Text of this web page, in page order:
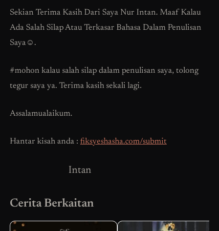
Sekian Terima Kasih Dari Saya Nur Intan. Maaf Kalau
Ada Salah Silap Atau Terkasar Bahasa Dalam Penulisan
Saya☺️.
#mohon kalau salah silap dalam penulisan saya, tolong
tegur saya ya. Terima kasih sekali lagi.
Assalamualaikum.
Hantar kisah anda : fiksyeshasha.com/submit
Intan
Cerita Berkaitan